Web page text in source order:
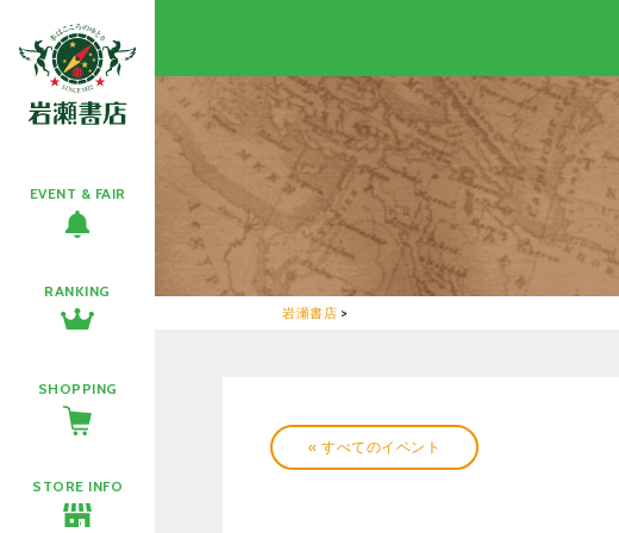
EVENT & FAIR
RANKING
SHOPPING
STORE INFO
岩瀬書店 >
« すべてのイベント